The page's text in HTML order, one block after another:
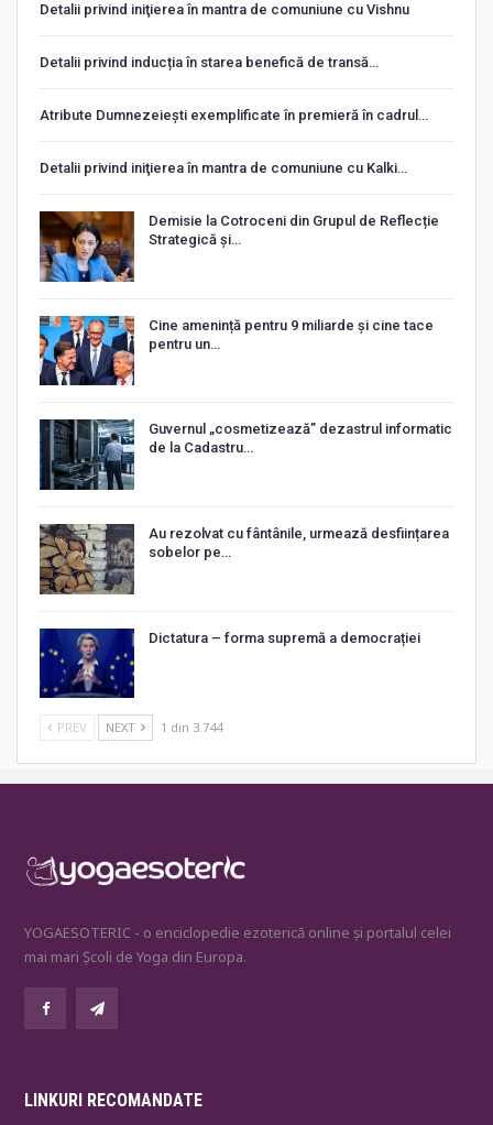
Detalii privind iniţierea în mantra de comuniune cu Vishnu
Detalii privind inducția în starea benefică de transă…
Atribute Dumnezeiești exemplificate în premieră în cadrul…
Detalii privind iniţierea în mantra de comuniune cu Kalki…
Demisie la Cotroceni din Grupul de Reflecție
Strategică și…
Cine amenință pentru 9 miliarde și cine tace
pentru un…
Guvernul „cosmetizează” dezastrul informatic
de la Cadastru…
Au rezolvat cu fântânile, urmează desființarea
sobelor pe…
Dictatura – forma supremă a democrației
PREV NEXT 1 din 3.744
YOGAESOTERIC - o enciclopedie ezoterică online și portalul celei
mai mari Școli de Yoga din Europa.
LINKURI RECOMANDATE